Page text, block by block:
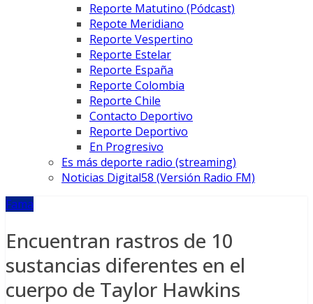
Reporte Matutino (Pódcast)
Repote Meridiano
Reporte Vespertino
Reporte Estelar
Reporte España
Reporte Colombia
Reporte Chile
Contacto Deportivo
Reporte Deportivo
En Progresivo
Es más deporte radio (streaming)
Noticias Digital58 (Versión Radio FM)
Fama
Encuentran rastros de 10
sustancias diferentes en el
cuerpo de Taylor Hawkins